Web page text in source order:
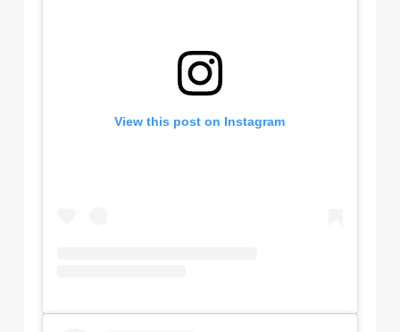
View this post on Instagram